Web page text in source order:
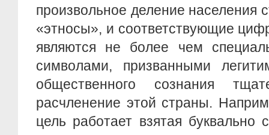
произвольное деление населения
«этносы», и соответствующие
являются не более чем
символами, призванными
общественного сознания
расчленение этой страны.
цель работает взятая буквально